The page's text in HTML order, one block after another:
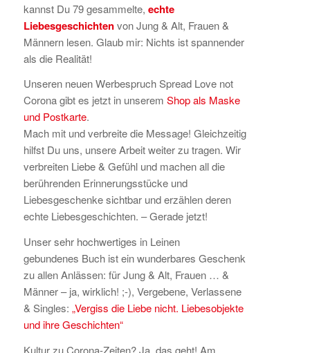
kannst Du 79 gesammelte, echte
Liebesgeschichtenvon Jung & Alt, Frauen &
Männern lesen. Glaub mir: Nichts ist spannender
als die Realität!
Unseren neuen Werbespruch Spread Love not
Corona gibt es jetzt in unserem Shop als Maske
und Postkarte.
Mach mit und verbreite die Message! Gleichzeitig
hilfst Du uns, unsere Arbeit weiter zu tragen. Wir
verbreiten Liebe & Gefühl und machen all die
berührenden Erinnerungsstücke und
Liebesgeschenke sichtbar und erzählen deren
echte Liebesgeschichten. – Gerade jetzt!
Unser sehr hochwertiges in Leinen
gebundenes Buch ist ein wunderbares Geschenk
zu allen Anlässen: für Jung & Alt, Frauen … &
Männer – ja, wirklich! ;-), Vergebene, Verlassene
& Singles: „Vergiss die Liebe nicht. Liebesobjekte
und ihre Geschichten“
Kultur zu Corona-Zeiten? Ja, das geht! Am